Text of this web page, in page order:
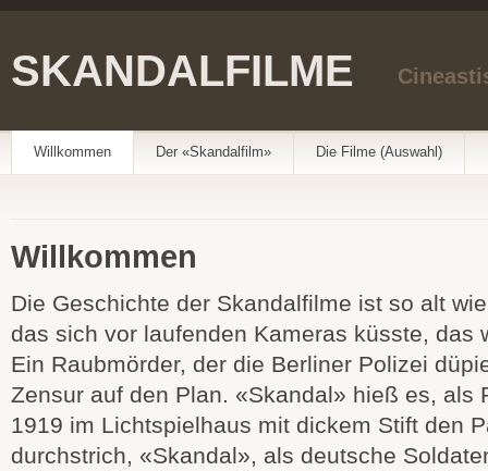
SKANDALFILME
Willkommen Der «Skandalfilm» Die Filme (Auswahl)
Willkommen
Die Geschichte der Skandalfilme ist so alt
das sich vor laufenden Kameras küsste, das
Ein Raubmörder, der die Berliner Polizei
Zensur auf den Plan. «Skandal» hieß es, als
1919 im Lichtspielhaus mit dickem Stift den
durchstrich, «Skandal», als deutsche